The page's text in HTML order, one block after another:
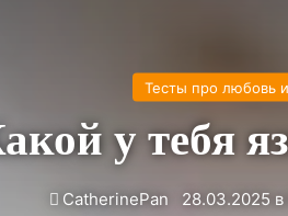
Тесты про любовь
у тебя
CatherinePan 28.03.2025